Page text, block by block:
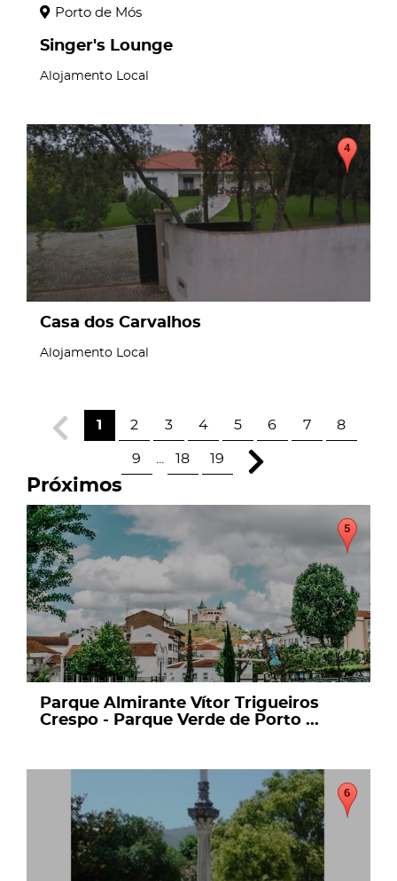
Porto de Mós
Singer's Lounge
Alojamento Local
page
Casa dos Carvalhos
Alojamento Local
1 2 3 4 5 6 7 8
9 18 19
Próximos
page
Parque Almirante Vítor Trigueiros
Crespo - Parque Verde de Porto ...